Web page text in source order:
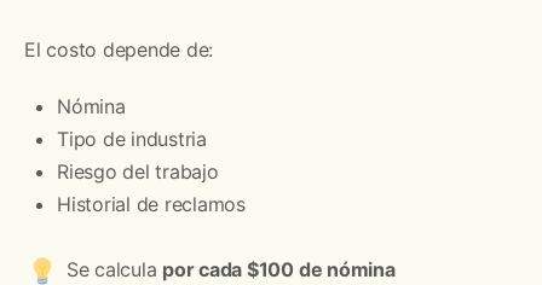
El costo depende de:
Nómina
Tipo de industria
Riesgo del trabajo
Historial de reclamos
Se calcula por cada $100 de nómina